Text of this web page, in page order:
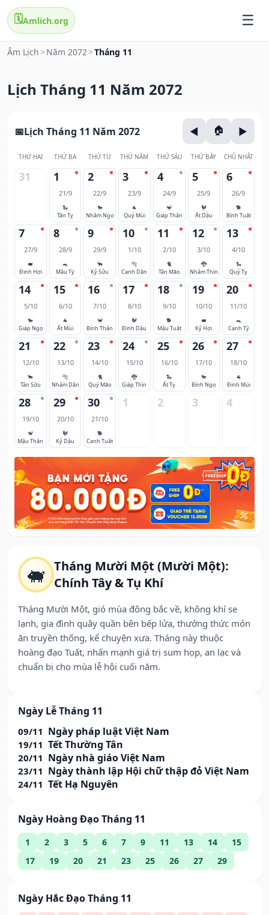
🗓️Amlich.org
Âm Lịch > Năm 2072>Tháng 11
Lịch Tháng 11 Năm 2072
🐖 Tháng Mười Một (Mười Một):
Chính Tây & Tụ Khí
Tháng Mười Một, gió mùa đông bắc về, không khí se
lạnh, gia đình quây quần bên bếp lửa, thưởng thức món
ăn truyền thống, kể chuyện xưa. Tháng này thuộc
hoàng đạo Tuất, nhấn mạnh giá trị sum họp, an lạc và
chuẩn bị cho mùa lễ hội cuối năm.
Ngày Lễ Tháng 11
09/11 Ngày pháp luật Việt Nam
19/11 Tết Thường Tân
20/11 Ngày nhà giáo Việt Nam
23/11 Ngày thành lập Hội chữ thập đỏ Việt Nam
24/11 Tết Hạ Nguyên
Ngày Hoàng Đạo Tháng 11
1 2 3 5 6 7 9 11 13 14
15
17
19 20 21 23 25 26 27 29
Ngày Hắc Đạo Tháng 11
Lịch Tháng 11 Năm 2072
THỨ HAI THỨ BA THỨ TƯ THỨ NĂM THỨ SÁU THỨ BẢY CHỦ NHẬT
31 1
21/9
🐍
Tân Tỵ
2
22/9
🐎
Nhâm Ngọ
3
23/9
🐐
Quý Mùi
4
24/9
🐒
Giáp Thân
5
25/9
🐓
Ất Dậu
6
26/9
🐕
Bính Tuất
7
27/9
🐖
Đinh Hợi
8
28/9
🐀
Mậu Tý
9
29/9
🐂
Kỷ Sửu
10
1/10
🐅
Canh Dần
11
2/10
🐈
Tân Mão
12
3/10
🐉
Nhâm Thìn
13
4/10
🐍
Quý Tỵ
14
5/10
🐎
Giáp Ngọ
15
6/10
🐐
Ất Mùi
16
7/10
🐒
Bính Thân
17
8/10
🐓
Đinh Dậu
18
9/10
🐕
Mậu Tuất
19
10/10
🐖
Kỷ Hợi
20
11/10
🐀
Canh Tý
21
12/10
🐂
Tân Sửu
22
13/10
🐅
Nhâm Dần
23
14/10
🐈
Quý Mão
24
15/10
🐉
Giáp Thìn
25
16/10
🐍
Ất Tỵ
26
17/10
🐎
Bính Ngọ
27
18/10
🐐
Đinh Mùi
28
19/10
🐒
Mậu Thân
29
20/10
🐓
Kỷ Dậu
30
21/10
🐕
Canh Tuất
1 2 3 4